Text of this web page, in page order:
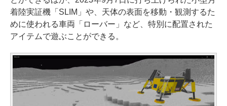
着陸実証機「SLIM」や、天体の表面を移動・観測するた
めに使われる車両「ローバー」など、特別に配置された
アイテムで遊ぶことができる。